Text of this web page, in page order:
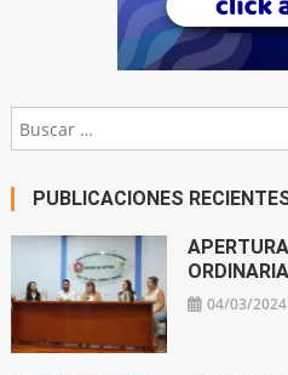
PUBLICACIONES
04/03/2024